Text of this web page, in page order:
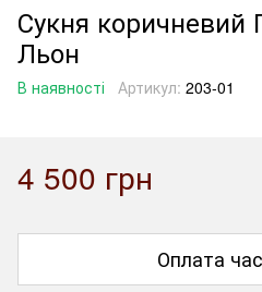
Сукня коричневий
Льон
В наявності Артикул: 203-01
4 500 грн
Оплата